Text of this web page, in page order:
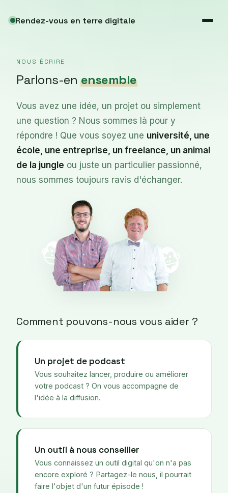
Rendez-vous en terre digitale
NOUS ÉCRIRE
Parlons-en ensemble
Vous avez une idée, un projet ou simplement
une question ? Nous sommes là pour y
répondre ! Que vous soyez une université, une
école, une entreprise, un freelance, un animal
de la jungle ou juste un particulier passionné,
nous sommes toujours ravis d'échanger.
Comment pouvons-nous vous aider ?
Un projet de podcast
Vous souhaitez lancer, produire ou améliorer
votre podcast ? On vous accompagne de
l'idée à la diffusion.
Un outil à nous conseiller
Vous connaissez un outil digital qu'on n'a pas
encore exploré ? Partagez-le nous, il pourrait
faire l'objet d'un futur épisode !